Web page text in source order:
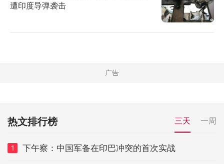
遭印度导弹袭击
热文排行榜 三天 一周
1 下午察：中国军备在印巴冲突的首次实战